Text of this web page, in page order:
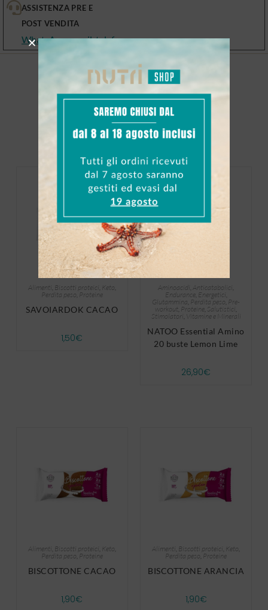
ASSISTENZA PRE E
POST VENDITA
WhatsApp, email, telefono
Alimenti , Biscotti proteici , Keto,
Perdita peso, Proteine
SAVOIARDOK CACAO
1,50€
Aminoacidi, Anticatabolici,
Endurance, Energetici ,
Glutammina, Perdita peso, Pre-
workout, Proteine, Salutistici,
Stimolatori , Vitamine e Minerali
NATOO Essential Amino
20 buste Lemon Lime
26,90€
Alimenti Biscotti proteici Keto
Perdita peso Proteine
BISCOTTONE CACAO
1,90€
Alimenti Biscotti proteici Keto
Perdita peso Proteine
BISCOTTONE ARANCIA
1,90€